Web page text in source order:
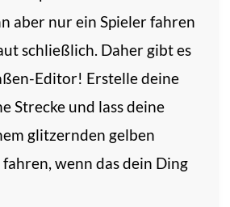
aber nur ein Spieler fahren
schließlich. Daher gibt es
Editor! Erstelle deine
Strecke und lass deine
glitzernden gelben
wenn das dein Ding